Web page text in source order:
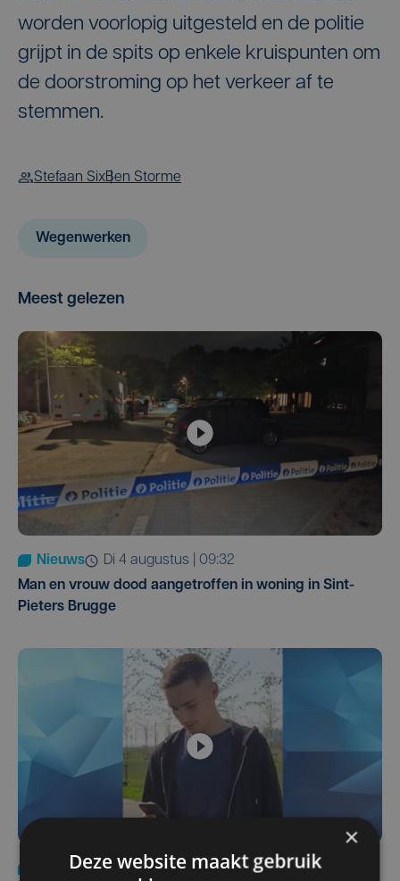
worden voorlopig uitgesteld en de politie
grijpt in de spits op enkele kruispunten om
de doorstroming op het verkeer af te
stemmen.
Stefaan SixBen Storme
Wegenwerken
Meest gelezen
Nieuws
di 4 augustus | 09:32
Man en vrouw dood aangetroffen in woning in Sint-
Pieters Brugge
Nieuws do 6 augustus | 21:30
×
Deze website maakt gebruik